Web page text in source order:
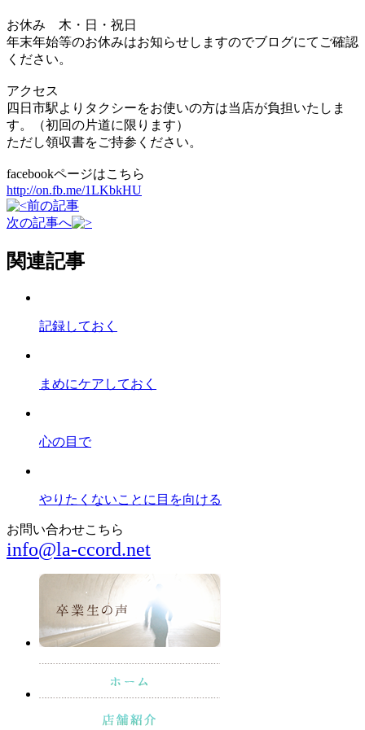
お休み 木・日・祝日
年末年始等のお休みはお知らせしますのでブログにてご確認
ください。
アクセス
四日市駅よりタクシーをお使いの方は当店が負担いたしま
す。（初回の片道に限ります）
ただし領収書をご持参ください。
facebookページはこちら
http://on.fb.me/1LKbkHU
前の記事
次の記事へ
関連記事
記録しておく
まめにケアしておく
心の目で
やりたくないことに目を向ける
お問い合わせこちら
info@la-ccord.net